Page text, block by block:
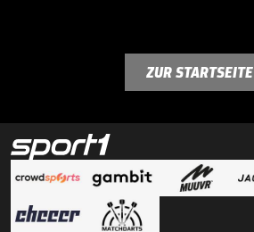
ZUR STARTSEITE